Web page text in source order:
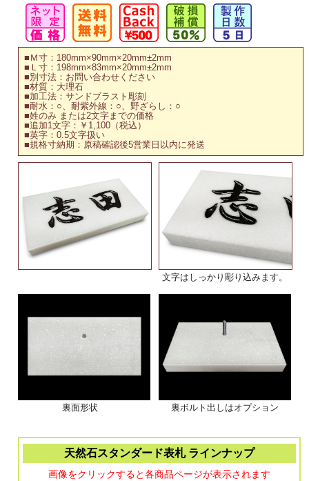
■Ｍ寸：180mm×90mm×20mm±2mm
■Ｌ寸：198mm×83mm×20mm±2mm
■別寸法：お問い合わせください
■材質：大理石
■加工法：サンドブラスト彫刻
■耐水：○、耐紫外線：○、野ざらし：○
■姓のみ または2文字までの価格
■追加1文字：￥1,100（税込）
■英字：0.5文字扱い
■規格寸納期：原稿確認後5営業日以内に発送
文字はしっかり彫り込みます。
裏面形状 裏ボルト出しはオプション
天然石スタンダード表札 ラインナップ
画像をクリックすると各商品ページが表示されます